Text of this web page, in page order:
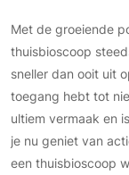
Met de groeiende
thuisbioscoop
sneller dan ooit uit
toegang hebt tot
ultiem vermaak en
je nu geniet van
een thuisbioscoop